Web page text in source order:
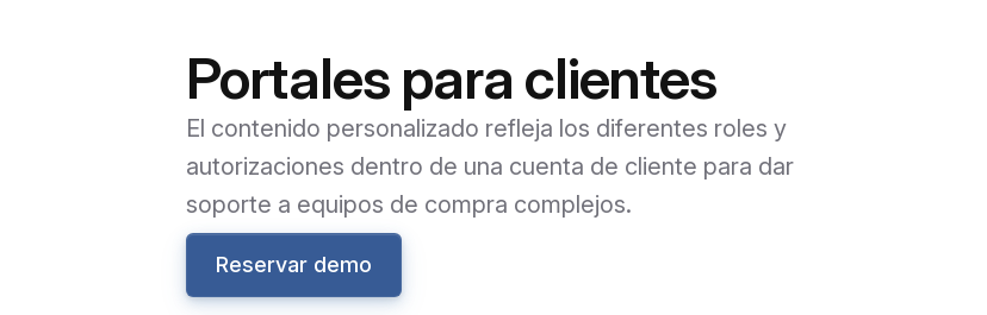
Portales para clientes
El contenido personalizado refleja los diferentes roles y
autorizaciones dentro de una cuenta de cliente para dar
soporte a equipos de compra complejos.
Reservar demo